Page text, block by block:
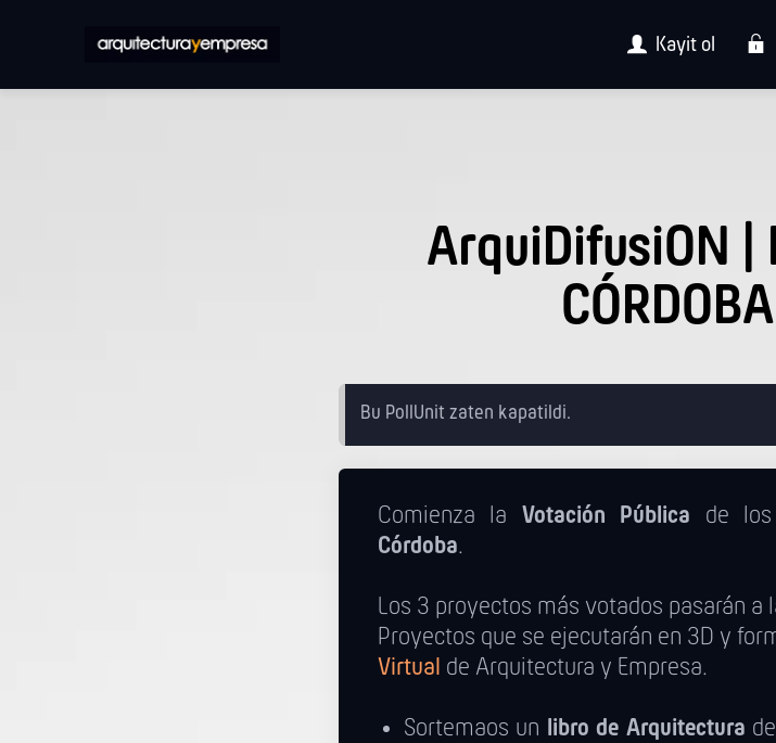
Kayit ol
ArquiDifusiON |
Bu PollUnit zaten kapatildi.
Comienza la Votación Pública de
Córdoba.
Los 3 proyectos más votados pasarán a
Proyectos que se ejecutarán en 3D y
Virtual de Arquitectura y Empresa.
Sortemaos un libro de Arquitectura